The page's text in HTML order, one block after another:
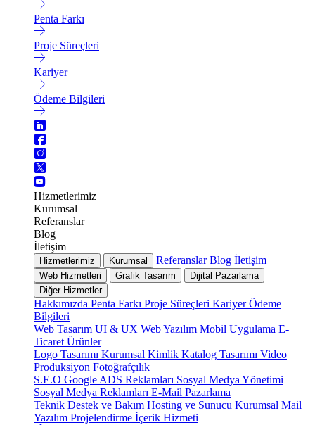
Penta Farkı
Proje Süreçleri
Kariyer
Ödeme Bilgileri
Hizmetlerimiz
Kurumsal
Referanslar
Blog
İletişim
Hizmetlerimiz Kurumsal ReferanslarBlog İletişim
Web Hizmetleri Grafik Tasarım
Dijital Pazarlama
Diğer Hizmetler
Hakkımızda Penta Farkı Proje Süreçleri KariyerÖdeme
Bilgileri
Web Tasarım UI & UX Web Yazılım Mobil Uygulama E-
Ticaret Ürünler
Logo Tasarımı Kurumsal Kimlik Katalog Tasarımı Video
Produksiyon Fotoğrafçılık
S.E.O Google ADS Reklamları Sosyal Medya Yönetimi
Sosyal Medya Reklamları E-Mail Pazarlama
Teknik Destek ve Bakım Hosting ve Sunucu Kurumsal Mail
Yazılım Projelendirme İçerik Hizmeti